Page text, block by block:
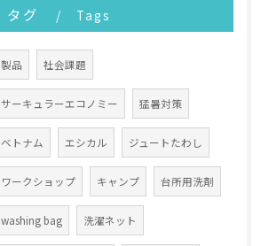
タグ Tags
製品 社会課題
サーキュラーエコノミー 猛暑対策
ベトナム エシカル ジュートたわし
ワークショップ キャンプ 台所用洗剤
washing bag 洗濯ネット